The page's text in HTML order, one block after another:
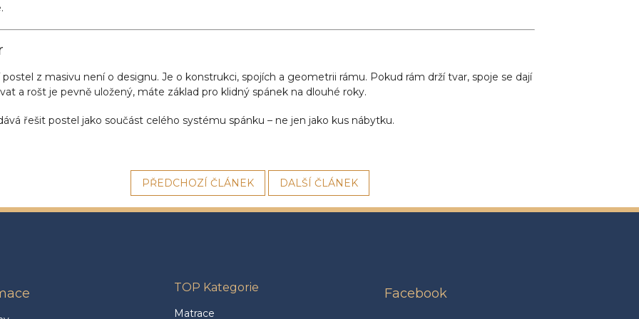
postel z masivu není o designu. Je o konstrukci, spojích a geometrii rámu. Pokud rám drží tvar, spoje se dají
a rošt je pevně uložený, máte základ pro klidný spánek na dlouhé roky.
řešit postel jako součást celého systému spánku – ne jen jako kus nábytku.
PŘEDCHOZÍ ČLÁNEK DALŠÍ ČLÁNEK
TOP Kategorie
Matrace
Facebook